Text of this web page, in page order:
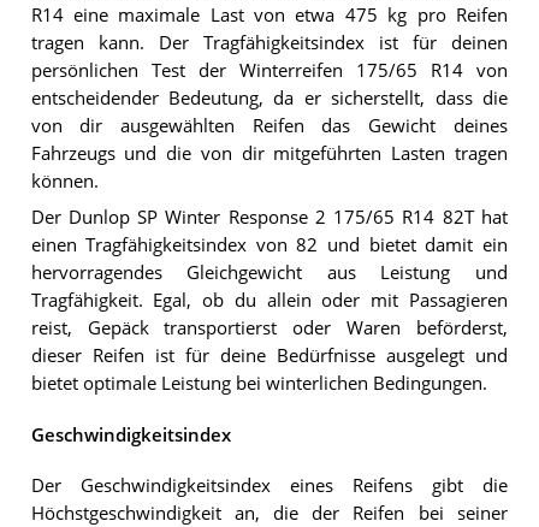
R14 eine maximale Last von etwa 475 kg pro Reifen
tragen kann. Der Tragfähigkeitsindex ist für deinen
persönlichen Test der Winterreifen 175/65 R14 von
entscheidender Bedeutung, da er sicherstellt, dass die
von dir ausgewählten Reifen das Gewicht deines
Fahrzeugs und die von dir mitgeführten Lasten tragen
können.
Der Dunlop SP Winter Response 2 175/65 R14 82T hat
einen Tragfähigkeitsindex von 82 und bietet damit ein
hervorragendes Gleichgewicht aus Leistung und
Tragfähigkeit. Egal, ob du allein oder mit Passagieren
reist, Gepäck transportierst oder Waren beförderst,
dieser Reifen ist für deine Bedürfnisse ausgelegt und
bietet optimale Leistung bei winterlichen Bedingungen.
Geschwindigkeitsindex
Der Geschwindigkeitsindex eines Reifens gibt die
Höchstgeschwindigkeit an, die der Reifen bei seiner